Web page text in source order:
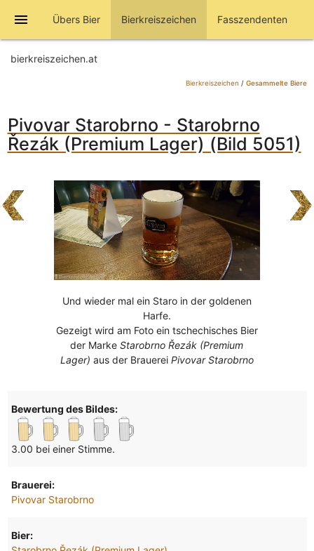
menu Übers Bier Bierkreiszeichen Fasszendenten
bierkreiszeichen.at
Bierkreiszeichen / Gesammelte Biere
Pivovar Starobrno - Starobrno
Řezák (Premium Lager) (Bild 5051)
Und wieder mal ein Staro in der goldenen
Harfe.
Gezeigt wird am Foto ein tschechisches Bier
der MarkeStarobrno Řezák (Premium
Lager) aus der Brauerei Pivovar Starobrno
Bewertung des Bildes:
3.00 bei einer Stimme.
Brauerei:
Pivovar Starobrno
Bier: